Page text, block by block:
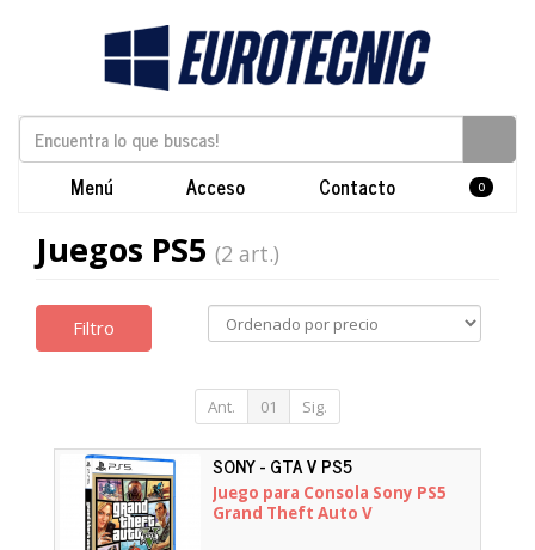
Menú Acceso Contacto 0
Juegos PS5 (2 art.)
Filtro
Ant. 01 Sig.
SONY - GTA V PS5
Juego para Consola Sony PS5
Grand Theft Auto V